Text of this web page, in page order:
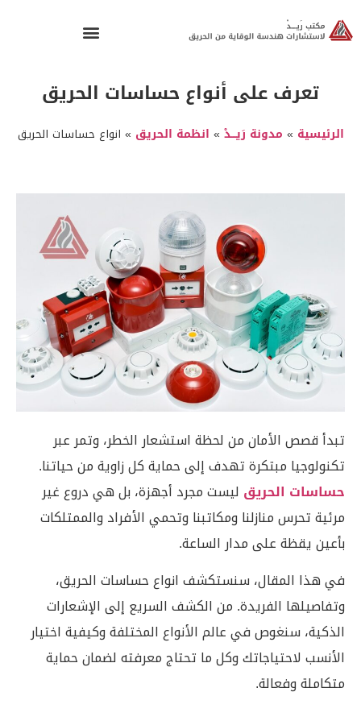
تعرف على أنواع حساسات الحريق
الرئيسية » مدونة رَيـــدْ » انظمة الحريق » انواع حساسات الحريق
تبدأ قصص الأمان من لحظة استشعار الخطر، وتمر عبر
تكنولوجيا مبتكرة تهدف إلى حماية كل زاوية من حياتنا.
حساسات الحريق ليست مجرد أجهزة، بل هي دروع غير
مرئية تحرس منازلنا ومكاتبنا وتحمي الأفراد والممتلكات
بأعين يقظة على مدار الساعة.
في هذا المقال، سنستكشف انواع حساسات الحريق،
وتفاصيلها الفريدة. من الكشف السريع إلى الإشعارات
الذكية، سنغوص في عالم الأنواع المختلفة وكيفية اختيار
الأنسب لاحتياجاتك وكل ما تحتاج معرفته لضمان حماية
متكاملة وفعالة.